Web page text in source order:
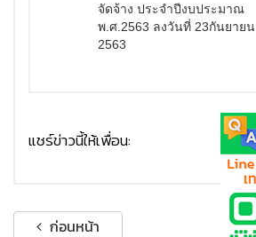
จัดจ้าง ประจำปีงบประมาณ
พ.ศ.2563 ลงวันที่ 23กันยายน
2563
แชร์ข่าวนี้ให้เพื่อน:
ก่อนหน้า